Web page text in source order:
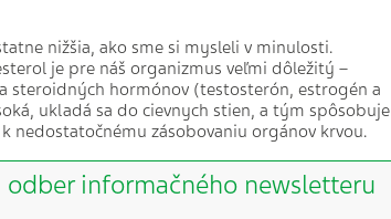
nižšia, ako sme si mysleli v minulosti.
je pre náš organizmus veľmi dôležitý –
steroidných hormónov (testosterón, estrogén a
ukladá sa do cievnych stien, a tým spôsobuje
nedostatočnému zásobovaniu orgánov krvou.
odber informačného newsletteru